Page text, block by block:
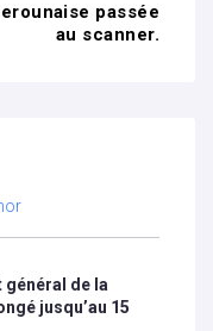
passée
au scanner.
général de la
jusqu’au 15